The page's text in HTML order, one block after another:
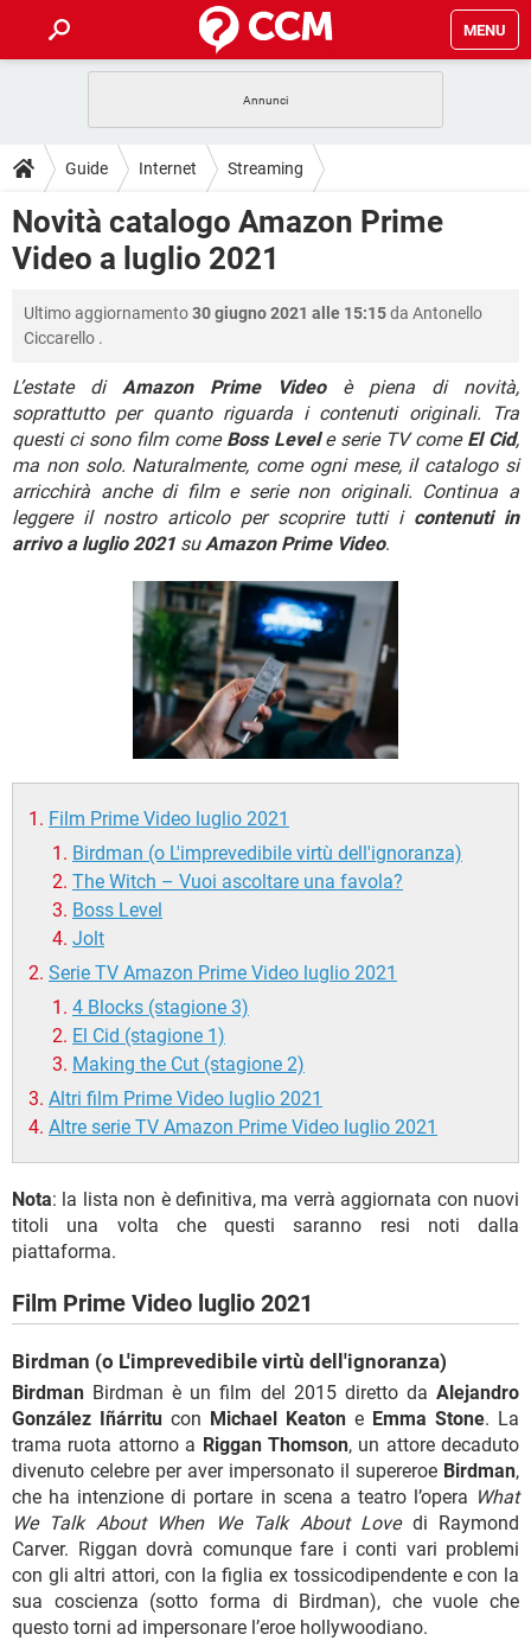
MENU
INTRATTENIMENTO ANDROID
iOS WINDOWS 10
INSTAGRAM
HARDWARE
GUIDE
COVID-19 GAMING
INTRATTENIMENTO ANDROID
INSTAGRAM WHATSAPP
HARDWARE
DOWNLOAD
COVID-19
iOS
INSTAGRAM WHATSAPP
TIKTOK FACEBOOK
HARDWARE
FORUM
COVID-19 GAMING
iOS WINDOWS 10
INSTAGRAM WHATSAPP
TIKTOK FACEBOOK
HARDWARE
GLOSSARIO
COVID-19 GAMING
INTRATTENIMENTO ANDROID
iOS WINDOWS 10
INSTAGRAM WHATSAPP
TIKTOK FACEBOOK
Guide Internet Streaming
Novità catalogo Amazon Prime
Video a luglio 2021
Ultimo aggiornamento30 giugno 2021 alle 15:15da Antonello
Ciccarello .
L’estate di Amazon Prime Videoè piena di novità,
soprattutto per quanto riguarda i contenuti originali. Tra
questi ci sono film come Boss Levele serie TV come El Cid,
ma non solo. Naturalmente, come ogni mese, il catalogo si
arricchirà anche di film e serie non originali. Continua a
leggere il nostro articolo per scoprire tutti i contenuti in
arrivo a luglio 2021 suAmazon Prime Video.
Film Prime Video luglio 2021
Birdman (o L'imprevedibile virtù dell'ignoranza)
The Witch – Vuoi ascoltare una favola?
Boss Level
Jolt
Serie TV Amazon Prime Video luglio 2021
4 Blocks (stagione 3)
El Cid (stagione 1)
Making the Cut (stagione 2)
Altri film Prime Video luglio 2021
Altre serie TV Amazon Prime Video luglio 2021
Nota: la lista non è definitiva, ma verrà aggiornata con nuovi
titoli una volta che questi saranno resi noti dalla
piattaforma.
Film Prime Video luglio 2021
Birdman (o L'imprevedibile virtù dell'ignoranza)
Birdman Birdman è un film del 2015 diretto da Alejandro
González Iñárritu con Michael Keaton e Emma Stone. La
trama ruota attorno a Riggan Thomson, un attore decaduto
divenuto celebre per aver impersonato il supereroe Birdman,
che ha intenzione di portare in scena a teatro l’opera What
We Talk About When We Talk About Lovedi Raymond
Carver. Riggan dovrà comunque fare i conti vari problemi
con gli altri attori, con la figlia ex tossicodipendente e con la
sua coscienza (sotto forma di Birdman), che vuole che
questo torni ad impersonare l’eroe hollywoodiano.